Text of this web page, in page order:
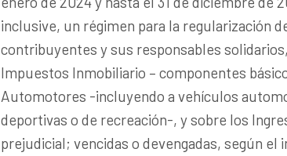
inclusive, un régimen para la regularización
contribuyentes y sus responsables
Impuestos Inmobiliario – componentes
Automotores -incluyendo a vehículos
deportivas o de recreación-, y sobre los
prejudicial; vencidas o devengadas, según